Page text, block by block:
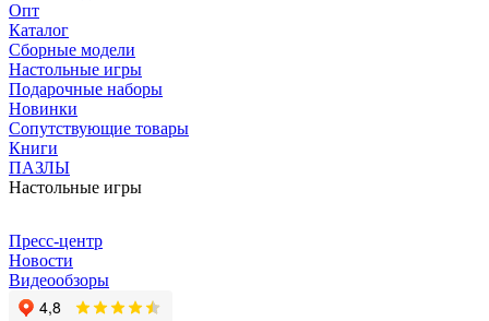
Опт
Каталог
Сборные модели
Настольные игры
Подарочные наборы
Новинки
Сопутствующие товары
Книги
ПАЗЛЫ
Настольные игры
Пресс-центр
Новости
Видеообзоры